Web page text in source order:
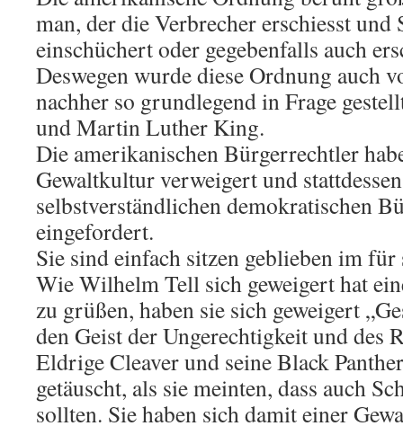
man, der die Verbrecher erschiesst und
einschüchert oder gegebenfalls auch
Deswegen wurde diese Ordnung auch
nachher so grundlegend in Frage
und Martin Luther King.
Die amerikanischen Bürgerrechtler
Gewaltkultur verweigert und
selbstverständlichen demokratischen
eingefordert.
Sie sind einfach sitzen geblieben im für
Wie Wilhelm Tell sich geweigert hat
zu grüßen, haben sie sich geweigert
den Geist der Ungerechtigkeit und des
Eldrige Cleaver und seine Black
getäuscht, als sie meinten, dass auch
sollten. Sie haben sich damit einer